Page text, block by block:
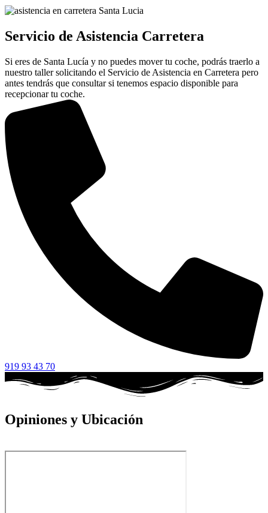
Servicio de Asistencia Carretera
Si eres de Santa Lucía y no puedes mover tu coche, podrás traerlo a
nuestro taller solicitando el Servicio de Asistencia en Carretera pero
antes tendrás que consultar si tenemos espacio disponible para
recepcionar tu coche.
919 93 43 70
Opiniones y Ubicación